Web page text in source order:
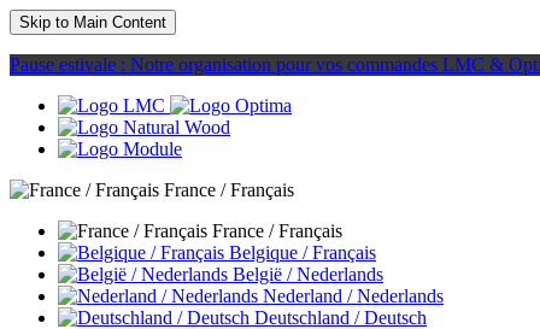
Skip to Main Content
Pause estivale : Notre organisation pour vos commandes LMC &
France / Français
France / Français
Belgique / Français
België / Nederlands
Nederland / Nederlands
Deutschland / Deutsch